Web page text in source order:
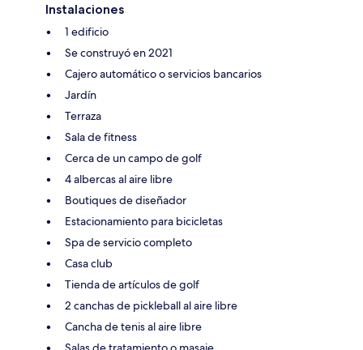
Instalaciones
1 edificio
Se construyó en 2021
Cajero automático o servicios bancarios
Jardín
Terraza
Sala de fitness
Cerca de un campo de golf
4 albercas al aire libre
Boutiques de diseñador
Estacionamiento para bicicletas
Spa de servicio completo
Casa club
Tienda de artículos de golf
2 canchas de pickleball al aire libre
Cancha de tenis al aire libre